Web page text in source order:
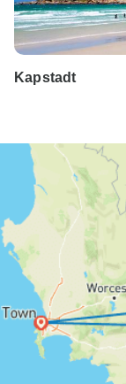
Kapstadt